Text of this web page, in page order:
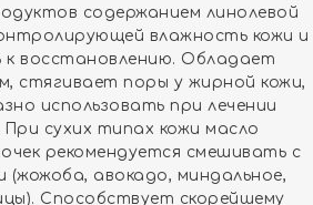
содержанием линолевой
влажность кожи и
к восстановлению. Обладает
стягивает поры у жирной кожи,
использовать при лечении
При сухих типах кожи масло
рекомендуется смешивать с
(жожоба, авокадо, миндальное,
Способствует скорейшему